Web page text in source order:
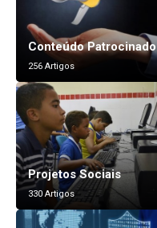
Conteúdo Patrocinado
256 Artigos
Projetos Sociais
330 Artigos